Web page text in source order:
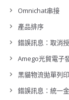
Omnichat串接
產品排序
錯誤訊息：取消
Amego光貿電子
黑貓物流拋單列
錯誤訊息：統一